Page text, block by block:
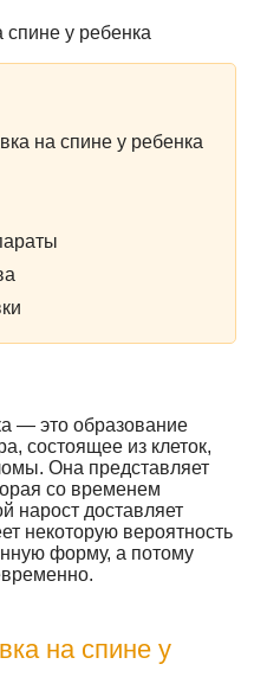
на спине у ребенка
— это образование
состоящее из клеток,
Она представляет
со временем
нарост доставляет
некоторую вероятность
форму, а потому
на спине у